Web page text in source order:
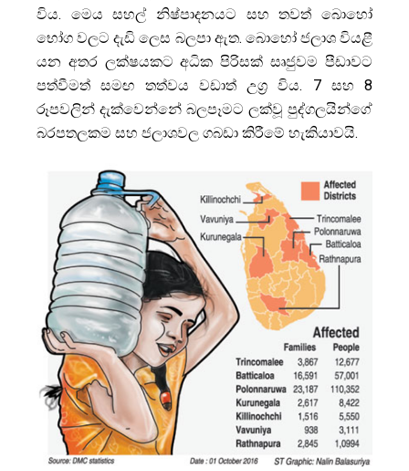
විය. මෙය සහල් නිෂ්පාදනයට සහ තවත් බොහෝ
භෝග වලට දැඩි ලෙස බලපා ඇත. බොහෝ ජලාශ වියළී
යන අතර ලක්ෂයකට අධික පිරිසක් සෘජුවම පීඩාවට
පත්වීමත් සමඟ තත්වය වඩාත් උග්‍ර විය. 7 සහ 8
රූපවලින් දැක්වෙන්නේ බලපෑමට ලක්වූ පුද්ගලයින්ගේ
බරපතලකම සහ ජලාශවල ගබඩා කිරීමේ හැකියාවයි.